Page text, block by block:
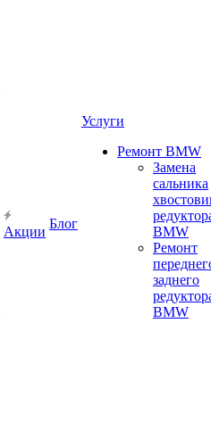
Акции
Блог
Услуги
Ремонт BMW
Замена
сальника
BMW
Ремонт
заднего
BMW